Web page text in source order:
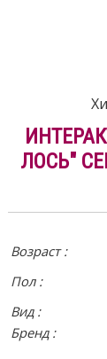
ЛОСЬ"
Возраст :
Пол :
Вид :
Бренд :